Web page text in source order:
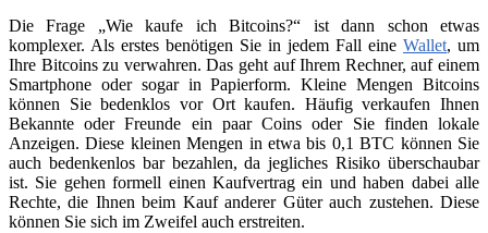
Die Frage „Wie kaufe ich Bitcoins?“ ist dann schon etwas
komplexer. Als erstes benötigen Sie in jedem Fall eine Wallet, um
Ihre Bitcoins zu verwahren. Das geht auf Ihrem Rechner, auf einem
Smartphone oder sogar in Papierform. Kleine Mengen Bitcoins
können Sie bedenklos vor Ort kaufen. Häufig verkaufen Ihnen
Bekannte oder Freunde ein paar Coins oder Sie finden lokale
Anzeigen. Diese kleinen Mengen in etwa bis 0,1 BTC können Sie
auch bedenkenlos bar bezahlen, da jegliches Risiko überschaubar
ist. Sie gehen formell einen Kaufvertrag ein und haben dabei alle
Rechte, die Ihnen beim Kauf anderer Güter auch zustehen. Diese
können Sie sich im Zweifel auch erstreiten.